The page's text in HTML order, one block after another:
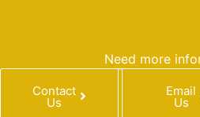
Need more
Contact
Us
Email
Us